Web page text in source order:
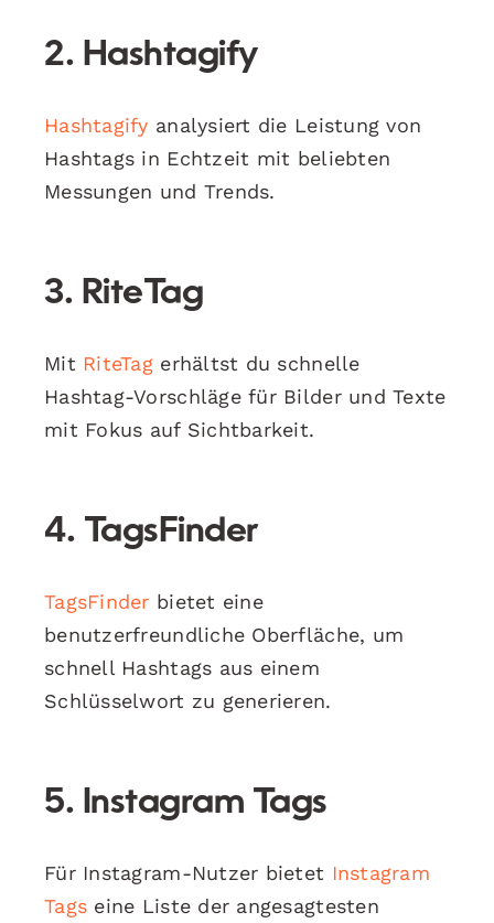
2. Hashtagify
Hashtagify analysiert die Leistung von
Hashtags in Echtzeit mit beliebten
Messungen und Trends.
3. RiteTag
Mit RiteTagerhältst du schnelle
Hashtag-Vorschläge für Bilder und Texte
mit Fokus auf Sichtbarkeit.
4. TagsFinder
TagsFinder bietet eine
benutzerfreundliche Oberfläche, um
schnell Hashtags aus einem
Schlüsselwort zu generieren.
5. Instagram Tags
Für Instagram-Nutzer bietet Instagram
Tags eine Liste der angesagtesten